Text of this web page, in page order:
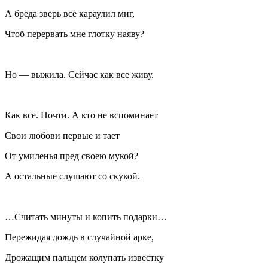
А бреда зверь все караулил миг,
Чтоб перервать мне глотку наяву?
Но — выжила. Сейчас как все живу.
Как все. Почти. А кто не вспоминает
Свои любови первые и тает
От умиленья пред своею мукой?
А остальные слушают со скукой.
…Считать минуты и копить подарки…
Пережидая дождь в случайной арке,
Дрожащим пальцем колупать известку